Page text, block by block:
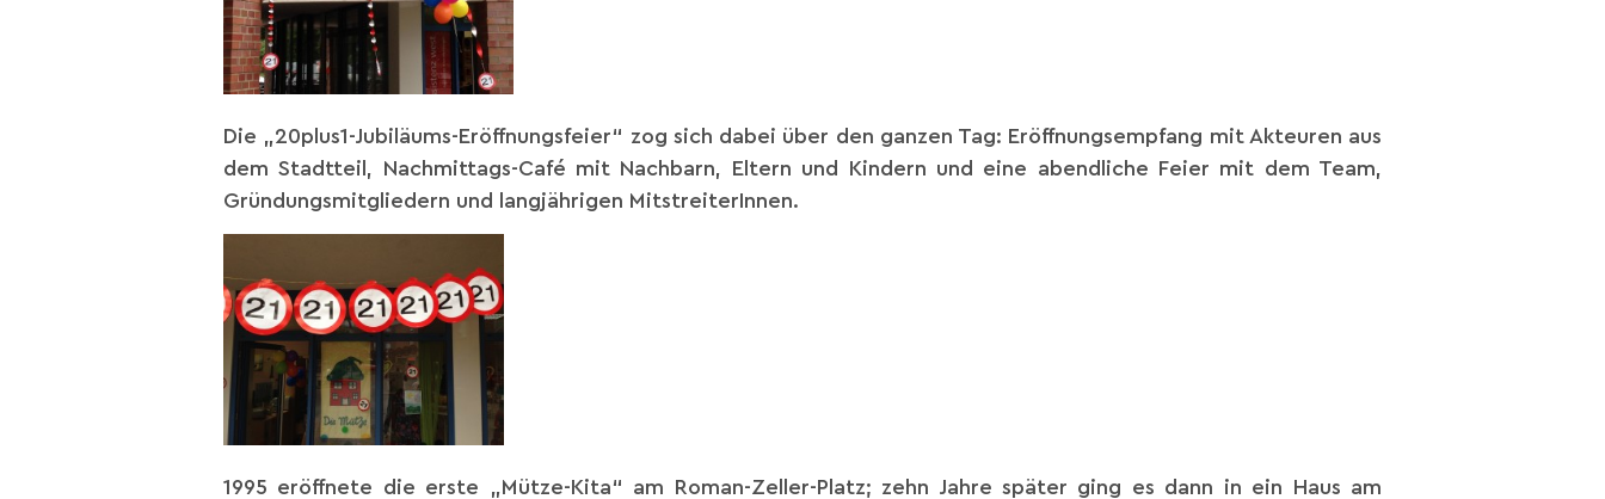
Die „20plus1-Jubiläums-Eröffnungsfeier“ zog sich dabei über den ganzen Tag: Eröffnungsempfang mit Akteuren aus
dem Stadtteil, Nachmittags-Café mit Nachbarn, Eltern und Kindern und eine abendliche Feier mit dem Team,
Gründungsmitgliedern und langjährigen MitstreiterInnen.
1995 eröffnete die erste „Mütze-Kita“ am Roman-Zeller-Platz; zehn Jahre später ging es dann in ein Haus am